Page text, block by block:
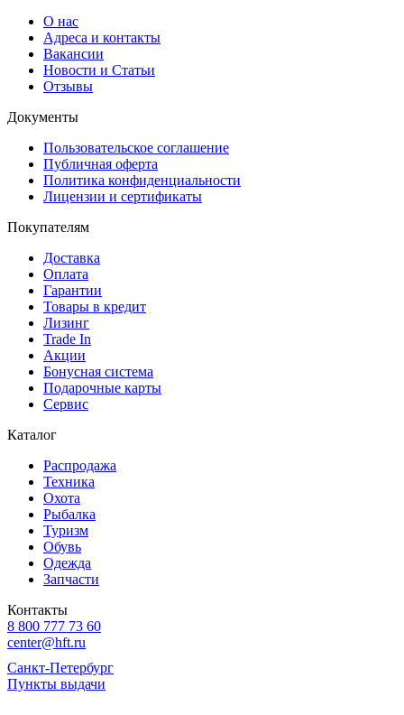
О нас
Адреса и контакты
Вакансии
Новости и Статьи
Отзывы
Документы
Пользовательское соглашение
Публичная оферта
Политика конфиденциальности
Лицензии и сертификаты
Покупателям
Доставка
Оплата
Гарантии
Товары в кредит
Лизинг
Trade In
Акции
Бонусная система
Подарочные карты
Сервис
Каталог
Распродажа
Техника
Охота
Рыбалка
Туризм
Обувь
Одежда
Запчасти
Контакты
8 800 777 73 60
center@hft.ru
Санкт-Петербург
Пункты выдачи